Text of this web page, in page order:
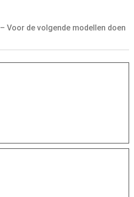
– Voor de volgende modellen doen